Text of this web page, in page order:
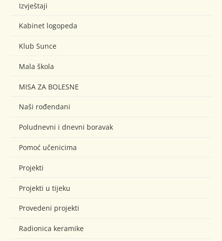
Izvještaji
Kabinet logopeda
Klub Sunce
Mala škola
MISA ZA BOLESNE
Naši rođendani
Poludnevni i dnevni boravak
Pomoć učenicima
Projekti
Projekti u tijeku
Provedeni projekti
Radionica keramike